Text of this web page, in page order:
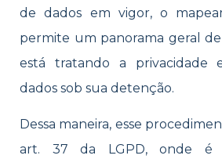
de dados em vigor, o
permite um panorama geral
está tratando a privacidade
dados sob sua detenção.
Dessa maneira, esse
art. 37 da LGPD, onde é